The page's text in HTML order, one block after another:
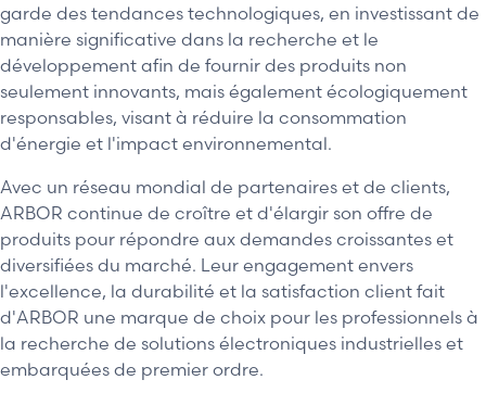
garde des tendances technologiques, en investissant de
manière significative dans la recherche et le
développement afin de fournir des produits non
seulement innovants, mais également écologiquement
responsables, visant à réduire la consommation
d'énergie et l'impact environnemental.
Avec un réseau mondial de partenaires et de clients,
ARBOR continue de croître et d'élargir son offre de
produits pour répondre aux demandes croissantes et
diversifiées du marché. Leur engagement envers
l'excellence, la durabilité et la satisfaction client fait
d'ARBOR une marque de choix pour les professionnels à
la recherche de solutions électroniques industrielles et
embarquées de premier ordre.